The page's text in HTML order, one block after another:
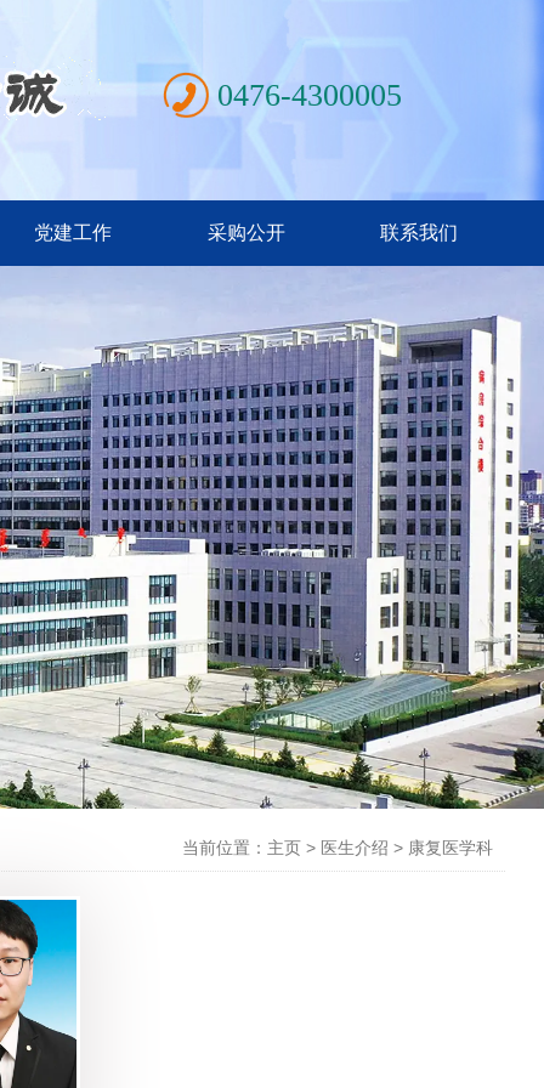
0476-4300005
党建工作 采购公开 联系我们
当前位置：主页 > 医生介绍 > 康复医学科